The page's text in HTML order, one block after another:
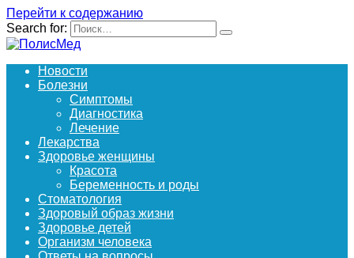
Перейти к содержанию
Search for:
Новости
Болезни
Симптомы
Диагностика
Лечение
Лекарства
Здоровье женщины
Красота
Беременность и роды
Стоматология
Здоровый образ жизни
Здоровье детей
Организм человека